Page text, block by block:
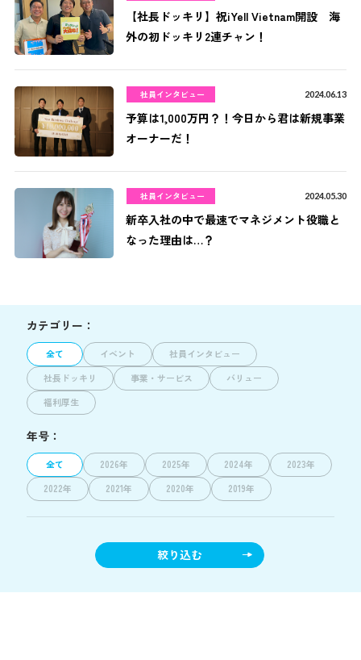
【社長ドッキリ】祝iYell Vietnam開設 海
外の初ドッキリ2連チャン！
社員インタビュー 2024.06.13
予算は1,000万円？！今日から君は新規事業
オーナーだ！
社員インタビュー 2024.05.30
新卒入社の中で最速でマネジメント役職と
なった理由は…？
カテゴリー：
全て イベント
社員インタビュー
社長ドッキリ
事業・サービス
バリュー
福利厚生
年号：
全て 2026年 2025年 2024年
2023年
2022年
2021年 2020年 2019年
絞り込む